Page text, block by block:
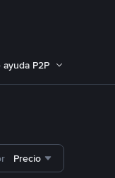
P2P
Precio